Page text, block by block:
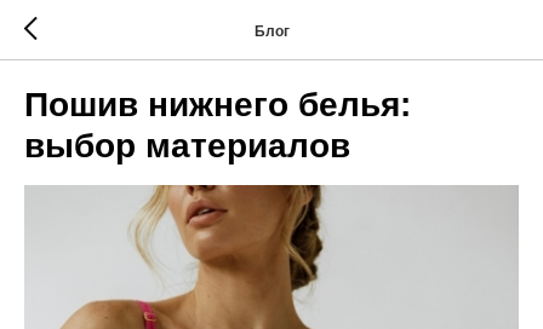
Блог
Пошив нижнего белья:
выбор материалов